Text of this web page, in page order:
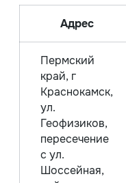
Адрес
Пермский
край, г
Краснокамск,
ул.
Геофизиков,
пересечение
с ул.
Шоссейная,